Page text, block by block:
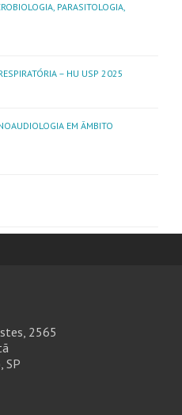
PARASITOLOGIA,
– HU USP 2025
EM ÂMBITO
2565
SP